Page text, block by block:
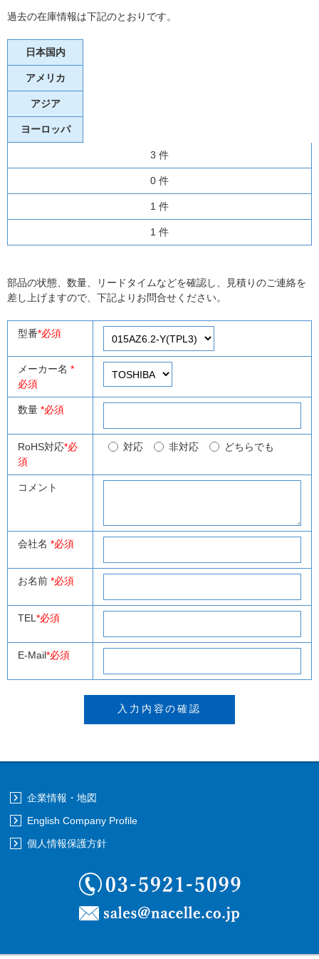
過去の在庫情報は下記のとおりです。
日本国内
アメリカ
アジア
ヨーロッパ
3 件
0 件
1 件
1 件
部品の状態、数量、リードタイムなどを確認し、見積りのご連絡を
差し上げますので、下記よりお問合せください。
型番*必須
メーカー名 *
必須
数量 *必須
RoHS対応*必
須
対応 非対応 どちらでも
コメント
会社名 *必須
お名前 *必須
TEL *必須
E-Mail*必須
企業情報・地図
English Company Profile
個人情報保護方針